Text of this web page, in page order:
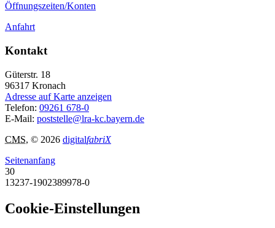
Öffnungszeiten/Konten
Anfahrt
Kontakt
Güterstr. 18
96317 Kronach
Adresse auf Karte anzeigen
Telefon: 09261 678-0
E-Mail: poststelle@lra-kc.bayern.de
CMS, © 2026 digitalfabriX
Seitenanfang
30
13237-1902389978-0
Cookie-Einstellungen